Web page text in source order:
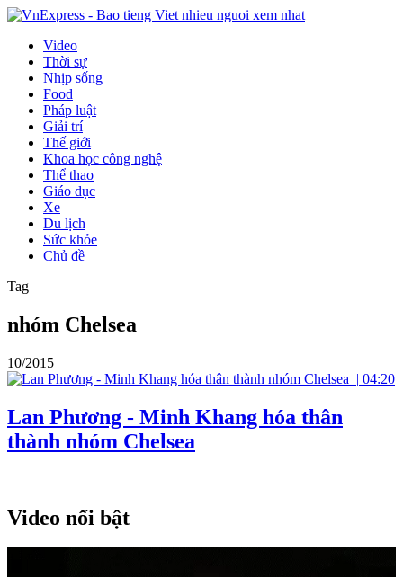
Video
Thời sự
Nhịp sống
Food
Pháp luật
Giải trí
Thế giới
Khoa học công nghệ
Thể thao
Giáo dục
Xe
Du lịch
Sức khỏe
Chủ đề
Tag
nhóm Chelsea
10/2015
| 04:20
Lan Phương - Minh Khang hóa thân
thành nhóm Chelsea
Video nổi bật